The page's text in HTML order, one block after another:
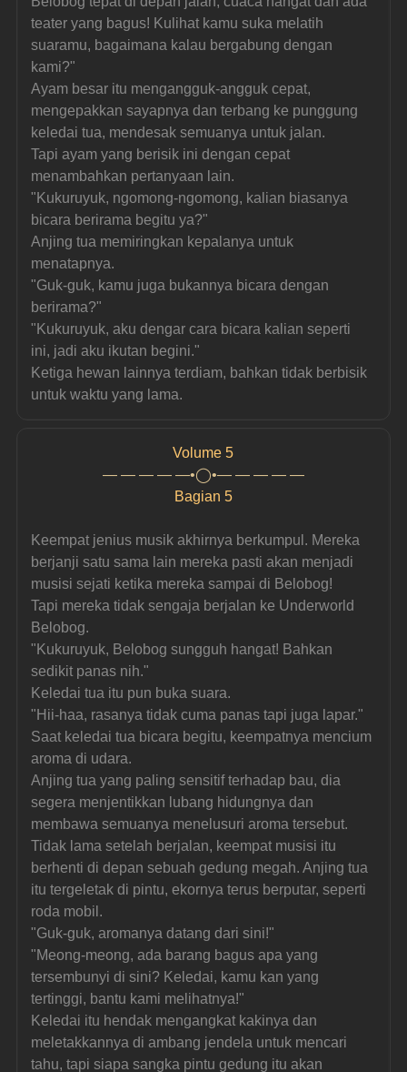
teater yang bagus! Kulihat kamu suka melatih
suaramu, bagaimana kalau bergabung dengan
kami?"
Ayam besar itu mengangguk-angguk cepat,
mengepakkan sayapnya dan terbang ke punggung
keledai tua, mendesak semuanya untuk jalan.
Tapi ayam yang berisik ini dengan cepat
menambahkan pertanyaan lain.
"Kukuruyuk, ngomong-ngomong, kalian biasanya
bicara berirama begitu ya?"
Anjing tua memiringkan kepalanya untuk
menatapnya.
"Guk-guk, kamu juga bukannya bicara dengan
berirama?"
"Kukuruyuk, aku dengar cara bicara kalian seperti
ini, jadi aku ikutan begini."
Ketiga hewan lainnya terdiam, bahkan tidak berbisik
untuk waktu yang lama.
Volume 5
— — — — —•◯•— — — — —
Bagian 5
Keempat jenius musik akhirnya berkumpul. Mereka
berjanji satu sama lain mereka pasti akan menjadi
musisi sejati ketika mereka sampai di Belobog!
Tapi mereka tidak sengaja berjalan ke Underworld
Belobog.
"Kukuruyuk, Belobog sungguh hangat! Bahkan
sedikit panas nih."
Keledai tua itu pun buka suara.
"Hii-haa, rasanya tidak cuma panas tapi juga lapar."
Saat keledai tua bicara begitu, keempatnya mencium
aroma di udara.
Anjing tua yang paling sensitif terhadap bau, dia
segera menjentikkan lubang hidungnya dan
membawa semuanya menelusuri aroma tersebut.
Tidak lama setelah berjalan, keempat musisi itu
berhenti di depan sebuah gedung megah. Anjing tua
itu tergeletak di pintu, ekornya terus berputar, seperti
roda mobil.
"Guk-guk, aromanya datang dari sini!"
"Meong-meong, ada barang bagus apa yang
tersembunyi di sini? Keledai, kamu kan yang
tertinggi, bantu kami melihatnya!"
Keledai itu hendak mengangkat kakinya dan
meletakkannya di ambang jendela untuk mencari
tahu, tapi siapa sangka pintu gedung itu akan